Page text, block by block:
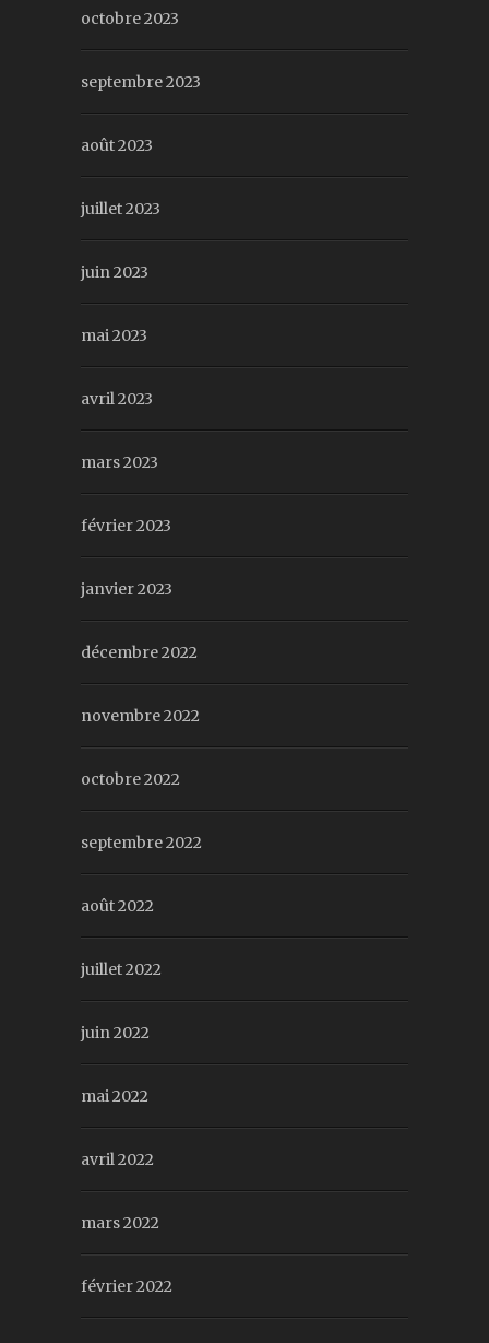
octobre 2023
septembre 2023
août 2023
juillet 2023
juin 2023
mai 2023
avril 2023
mars 2023
février 2023
janvier 2023
décembre 2022
novembre 2022
octobre 2022
septembre 2022
août 2022
juillet 2022
juin 2022
mai 2022
avril 2022
mars 2022
février 2022